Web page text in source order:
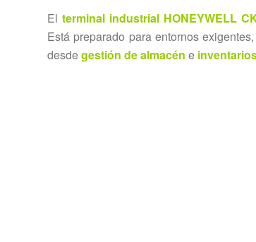
Elterminal industrial HONEYWELL
Está preparado para entornos exigentes,
desdegestión de almacén e